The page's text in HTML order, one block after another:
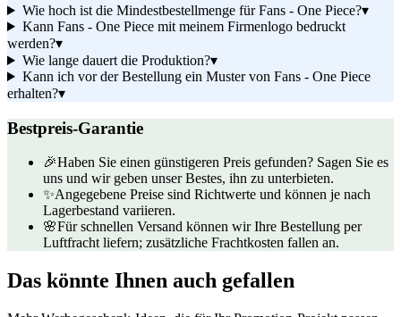
Wie hoch ist die Mindestbestellmenge für Fans - One Piece?▾
Kann Fans - One Piece mit meinem Firmenlogo bedruckt
werden?▾
Wie lange dauert die Produktion?▾
Kann ich vor der Bestellung ein Muster von Fans - One Piece
erhalten?▾
Bestpreis-Garantie
🎉Haben Sie einen günstigeren Preis gefunden? Sagen Sie es
uns und wir geben unser Bestes, ihn zu unterbieten.
✨Angegebene Preise sind Richtwerte und können je nach
Lagerbestand variieren.
🌸Für schnellen Versand können wir Ihre Bestellung per
Luftfracht liefern; zusätzliche Frachtkosten fallen an.
Das könnte Ihnen auch gefallen